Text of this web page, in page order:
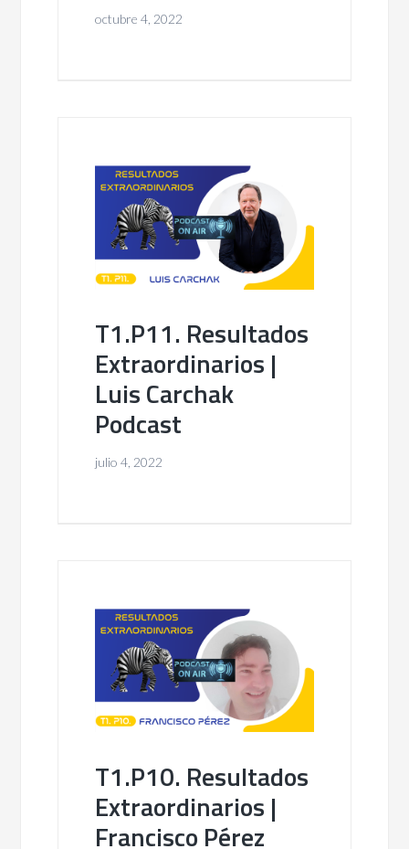
octubre 4, 2022
T1.P11. Resultados
Extraordinarios |
Luis Carchak
Podcast
julio 4, 2022
T1.P10. Resultados
Extraordinarios |
Francisco Pérez